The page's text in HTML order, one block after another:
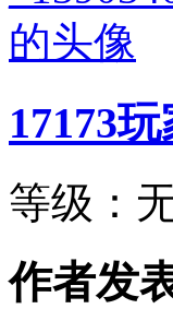
17173
等级：
作者发